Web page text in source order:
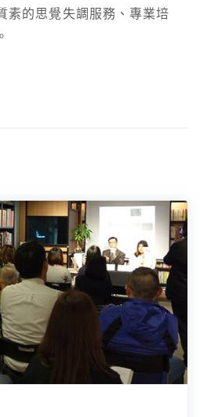
素的思覺失調服務、專業培